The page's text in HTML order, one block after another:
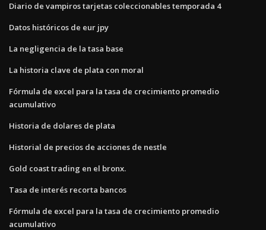
Diario de vampiros tarjetas coleccionables temporada 4
Datos históricos de eur jpy
La negligencia de la tasa base
La historia clave de plata con moral
Fórmula de excel para la tasa de crecimiento promedio
acumulativo
Historia de dolares de plata
Historial de precios de acciones de nestle
Gold coast trading en el bronx.
Tasa de interés recorta bancos
Fórmula de excel para la tasa de crecimiento promedio
acumulativo